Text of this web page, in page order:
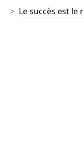
Le succès est le